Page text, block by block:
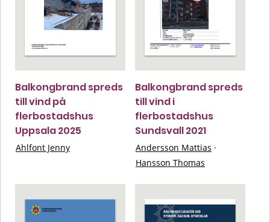
Balkongbrand spreds
till vind på
flerbostadshus
Uppsala 2025
Ahlfont Jenny
Balkongbrand spreds
till vind i
flerbostadshus
Sundsvall 2021
Andersson Mattias ·
Hansson Thomas